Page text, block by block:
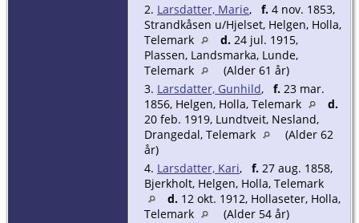
2. Larsdatter, Marie, f. 4 nov. 1853,
Strandkåsen u/Hjelset, Helgen, Holla,
Telemark
d. 24 jul. 1915,
Plassen, Landsmarka, Lunde,
Telemark
(Alder 61 år)
3. Larsdatter, Gunhild, f. 23 mar.
1856, Helgen, Holla, Telemark
d.
20 feb. 1919, Lundtveit, Nesland,
Drangedal, Telemark
(Alder 62
år)
4. Larsdatter, Kari, f. 27 aug. 1858,
Bjerkholt, Helgen, Holla, Telemark
d. 12 okt. 1912, Hollaseter, Holla,
Telemark
(Alder 54 år)